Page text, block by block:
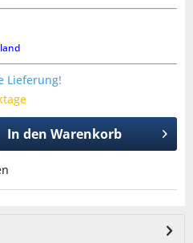
Lieferung!
In den Warenkorb